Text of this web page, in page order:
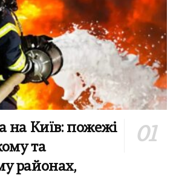
на Київ: пожежі
та
районах,